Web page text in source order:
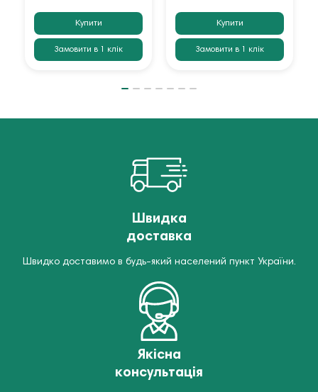
Купити
Замовити в 1 клік
Купити
Замовити в 1 клік
Швидка
доставка
Швидко доставимо в будь-який населений пункт України.
Якісна
консультація